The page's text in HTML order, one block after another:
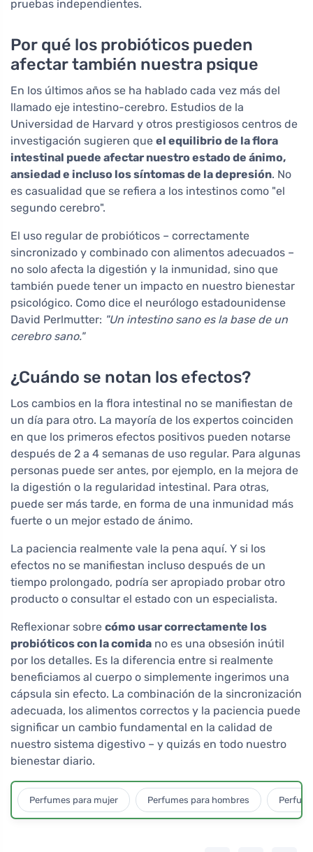
pruebas independientes.
Por qué los probióticos pueden
afectar también nuestra psique
En los últimos años se ha hablado cada vez más del
llamado eje intestino-cerebro. Estudios de la
Universidad de Harvard y otros prestigiosos centros de
investigación sugieren que el equilibrio de la flora
intestinal puede afectar nuestro estado de ánimo,
ansiedad e incluso los síntomas de la depresión. No
es casualidad que se refiera a los intestinos como "el
segundo cerebro".
El uso regular de probióticos – correctamente
sincronizado y combinado con alimentos adecuados –
no solo afecta la digestión y la inmunidad, sino que
también puede tener un impacto en nuestro bienestar
psicológico. Como dice el neurólogo estadounidense
David Perlmutter: "Un intestino sano es la base de un
cerebro sano."
¿Cuándo se notan los efectos?
Los cambios en la flora intestinal no se manifiestan de
un día para otro. La mayoría de los expertos coinciden
en que los primeros efectos positivos pueden notarse
después de 2 a 4 semanas de uso regular. Para algunas
personas puede ser antes, por ejemplo, en la mejora de
la digestión o la regularidad intestinal. Para otras,
puede ser más tarde, en forma de una inmunidad más
fuerte o un mejor estado de ánimo.
La paciencia realmente vale la pena aquí. Y si los
efectos no se manifiestan incluso después de un
tiempo prolongado, podría ser apropiado probar otro
producto o consultar el estado con un especialista.
Reflexionar sobre cómo usar correctamente los
probióticos con la comida no es una obsesión inútil
por los detalles. Es la diferencia entre si realmente
beneficiamos al cuerpo o simplemente ingerimos una
cápsula sin efecto. La combinación de la sincronización
adecuada, los alimentos correctos y la paciencia puede
significar un cambio fundamental en la calidad de
nuestro sistema digestivo – y quizás en todo nuestro
bienestar diario.
Perfumes para mujer Perfumes para hombres